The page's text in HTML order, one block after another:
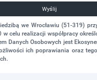
Wyślij
we Wrocławiu (51-319)
celu realizacji współpracy
Danych Osobowych jest
ich poprawiania oraz